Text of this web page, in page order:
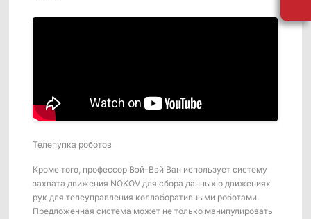
Телепупка роботов
Кроме того, профессор Вэй-Вэй Ван использует систему
захвата движения NOKOV для сбора данных о движениях
рук для телеуправления коллаборативными роботами.
Предложенная система может не только манипулировать